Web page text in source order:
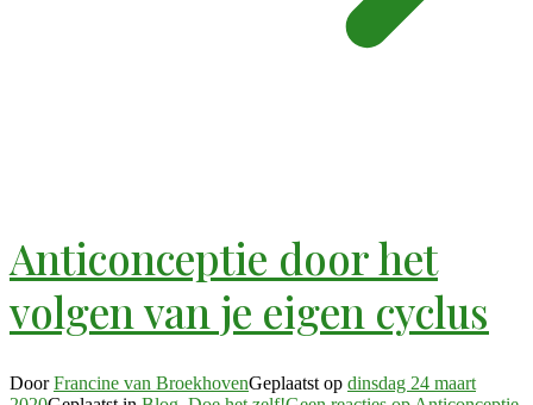
Anticonceptie door het
volgen van je eigen cyclus
DoorFrancine van BroekhovenGeplaatst op dinsdag 24 maart